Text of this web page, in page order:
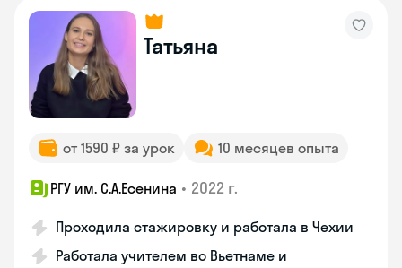
Татьяна
от 1590 ₽ за урок 10 месяцев опыта
РГУ им. С.А.Есенина • 2022 г.
Проходила стажировку и работала в Чехии
Работала учителем во Вьетнаме и